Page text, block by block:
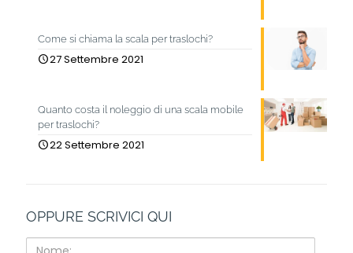
Come si chiama la scala per traslochi?
27 Settembre 2021
Quanto costa il noleggio di una scala mobile
per traslochi?
22 Settembre 2021
OPPURE SCRIVICI QUI
Nome: